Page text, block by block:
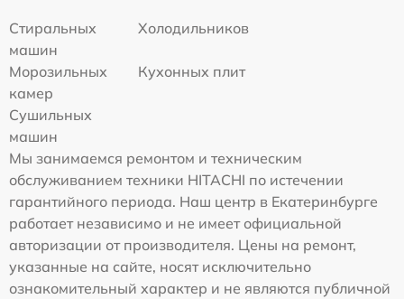
Стиральных
машин
Холодильников
Морозильных
камер
Кухонных плит
Сушильных
машин
Мы занимаемся ремонтом и техническим
обслуживанием техники HITACHI по истечении
гарантийного периода. Наш центр в Екатеринбурге
работает независимо и не имеет официальной
авторизации от производителя. Цены на ремонт,
указанные на сайте, носят исключительно
ознакомительный характер и не являются публичной